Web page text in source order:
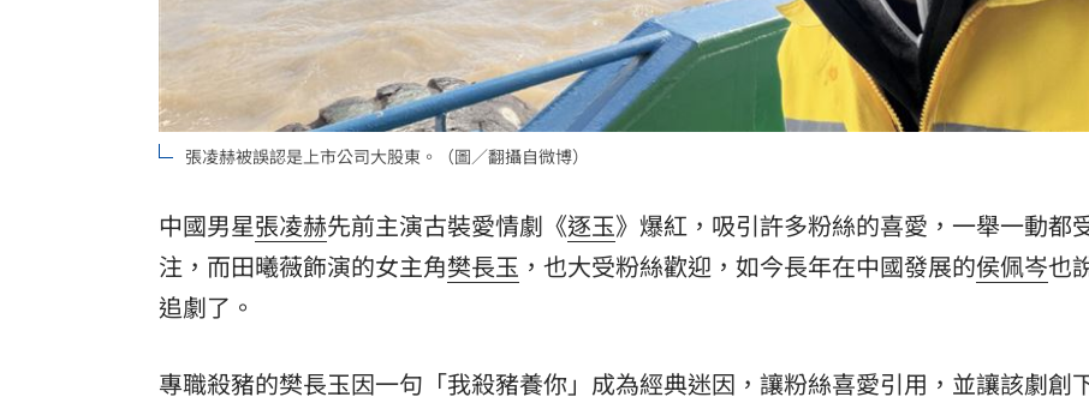
商場戰國來臨 台中「頂奢大道」逐漸成形 12:00
台彩父親節推新刮刮樂千萬頭獎超「爸」氣 12:00
「拍片人的多重宇宙」職涯論壇9/12登場！ 10:30
理想混蛋號召粉絲跨海追星吃美食！ 18:15
張凌赫被誤認是上市公司大股東。（圖／翻攝自微博）
中國男星張凌赫先前主演古裝愛情劇《逐玉》爆紅，吸引許多粉絲的喜愛，一舉一動都
注，而田曦薇飾演的女主角樊長玉 ，也大受粉絲歡迎，如今長年在中國發展的侯佩岑也
追劇了。
專職殺豬的樊長玉因一句「我殺豬養你」成為經典迷因，讓粉絲喜愛引用，並讓該劇創